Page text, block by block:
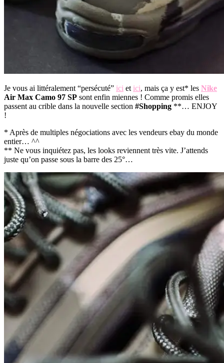
Je vous ai littéralement “persécuté” ici et ici, mais ça y est* les Nike
Air Max Camo 97 SP sont enfin miennes ! Comme promis elles
passent au crible dans la nouvelle section #Shopping **… ENJOY
!
* Après de multiples négociations avec les vendeurs ebay du monde
entier… ^^
** Ne vous inquiétez pas, les looks reviennent très vite. J’attends
juste qu’on passe sous la barre des 25°…